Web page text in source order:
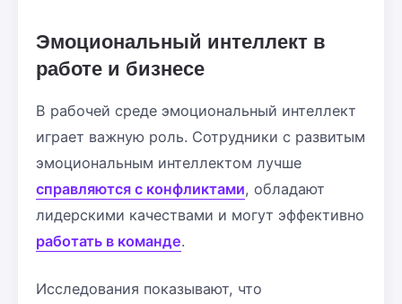
Эмоциональный интеллект в
работе и бизнесе
В рабочей среде эмоциональный интеллект
играет важную роль. Сотрудники с развитым
эмоциональным интеллектом лучше
справляются с конфликтами, обладают
лидерскими качествами и могут эффективно
работать в команде.
Исследования показывают, что